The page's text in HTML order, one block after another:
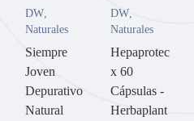
DW,
Naturales
Siempre
Joven
Depurativo
Natural
DW,
Naturales
Hepaprotec
x 60
Cápsulas -
Herbaplant